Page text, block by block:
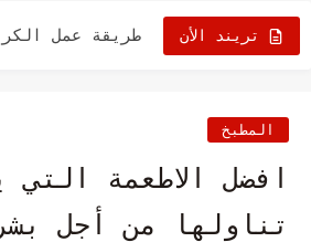
تريند الأن
المطبخ
افضل الاطعمة التي
تناولها من أجل